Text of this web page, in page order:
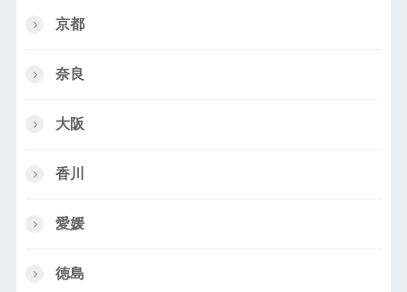
京都
奈良
大阪
香川
愛媛
徳島